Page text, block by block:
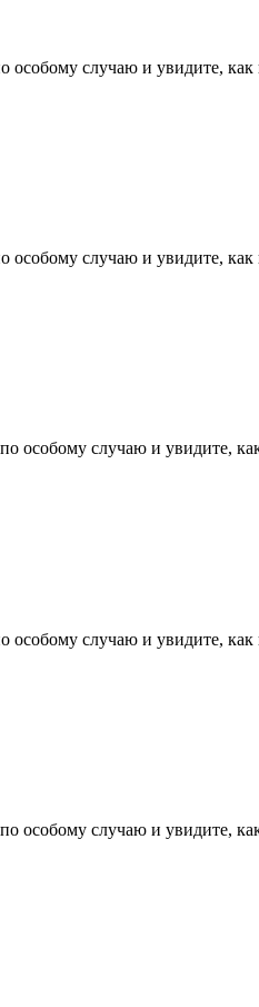
случаю и увидите, как
случаю и увидите, как
особому случаю и увидите,
случаю и увидите, как
особому случаю и увидите,